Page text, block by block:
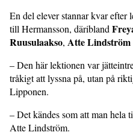
En del elever stannar kvar
till Hermansson, däribland
Ruusulaakso, Atte Lindström
– Den här lektionen var
tråkigt att lyssna på, utan på
Lipponen.
– Det kändes som att man hela
Atte Lindström.